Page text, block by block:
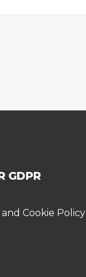
GDPR
Cookie Policy